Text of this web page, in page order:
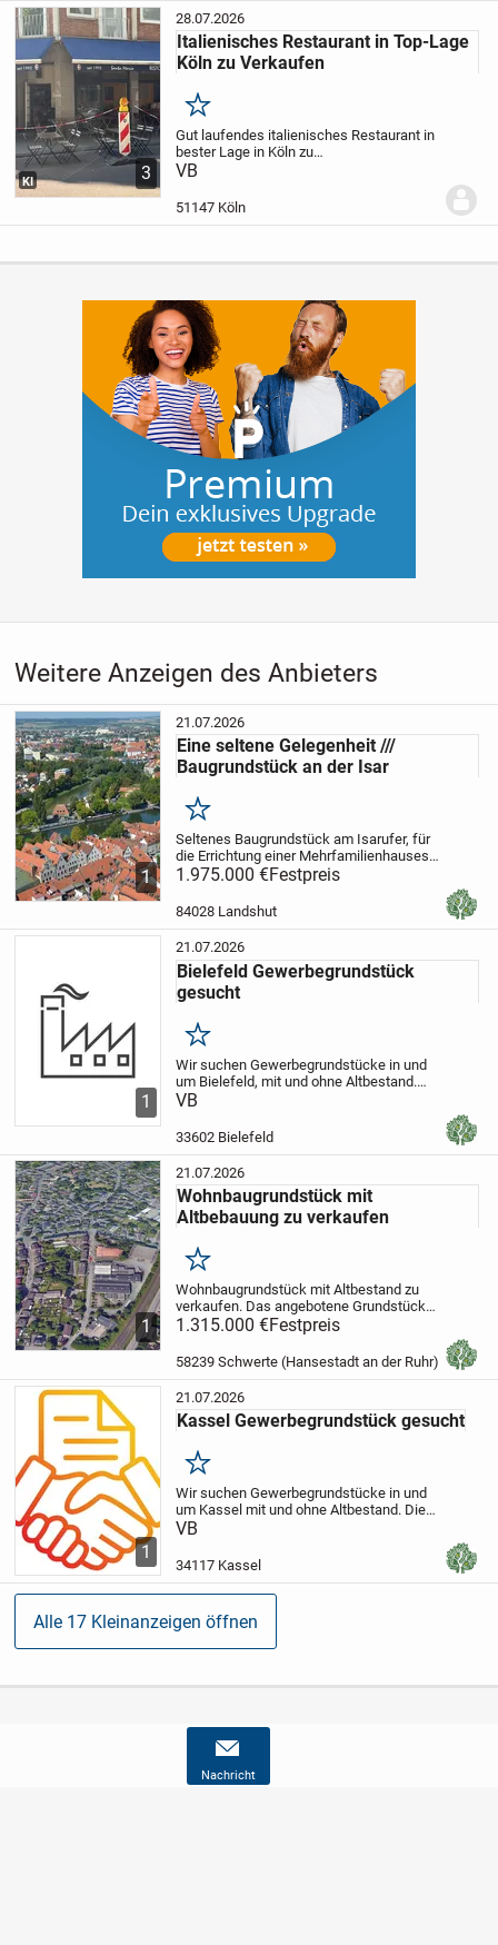
3
KI
28.07.2026
Italienisches Restaurant in Top-Lage
Köln zu Verkaufen
Merken
Gut laufendes italienisches Restaurant in
bester Lage in Köln zu
Verkaufen.
Stammkundschaft. Sofort betriebsbereit,
VB
51147 Köln
Nachricht
Weitere Anzeigen des Anbieters
1
21.07.2026
Eine seltene Gelegenheit ///
Baugrundstück an der Isar
Merken
Seltenes Baugrundstück am Isarufer, für
die Errichtung einer Mehrfamilienhauses,
der genehmigte Vorbescheid liegt vor.
traumhaft gelegen Grundstück ist ruhig
und naturnah gelegen.
1.975.000 €Festpreis
84028 Landshut
1
21.07.2026
Bielefeld Gewerbegrundstück
gesucht
Merken
Wir suchen Gewerbegrundstücke in und
um Bielefeld, mit und ohne Altbestand.
Die Grundstücksfläche sollte mindestens
VB
33602 Bielefeld
1
21.07.2026
Wohnbaugrundstück mit
Altbebauung zu verkaufen
Merken
Wohnbaugrundstück mit Altbestand zu
verkaufen. Das angebotene Grundstück
liegt zentral im Ortsteil Westhofen.
1.315.000 €Festpreis
58239 Schwerte (Hansestadt an der Ruhr)
1
21.07.2026
Kassel Gewerbegrundstück gesucht
Merken
Wir suchen Gewerbegrundstücke in und
um Kassel mit und ohne Altbestand. Die
Grundstücksfläche sollte mindestens
Eine diskrete Abwicklung garantieren wir.
VB
34117 Kassel
Alle 17 Kleinanzeigen öffnen